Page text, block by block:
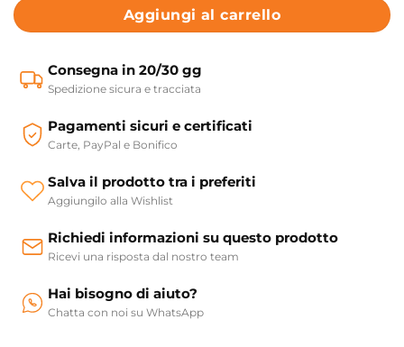
Aggiungi al carrello
Consegna in 20/30 gg
Spedizione sicura e tracciata
Pagamenti sicuri e certificati
Carte, PayPal e Bonifico
Salva il prodotto tra i preferiti
Aggiungilo alla Wishlist
Richiedi informazioni su questo prodotto
Ricevi una risposta dal nostro team
Hai bisogno di aiuto?
Chatta con noi su WhatsApp